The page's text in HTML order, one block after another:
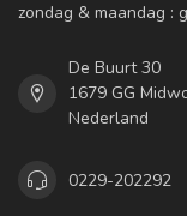
zondag & maandag :
De Buurt 30
1679 GG
Nederland
0229-202292